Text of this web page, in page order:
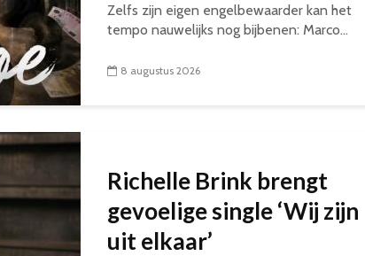
Zelfs zijn eigen engelbewaarder kan het
tempo nauwelijks nog bijbenen: Marco...
8 augustus 2026
Richelle Brink brengt
gevoelige single ‘Wij zijn
uit elkaar’